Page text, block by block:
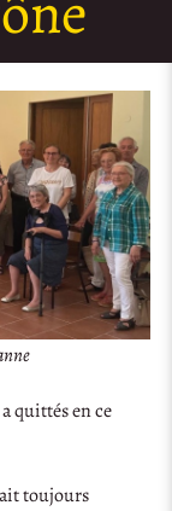
quittés en ce
toujours